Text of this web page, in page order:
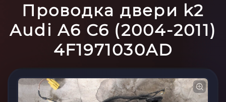
Проводка двери k2
Audi A6 C6 (2004-2011)
4F1971030AD